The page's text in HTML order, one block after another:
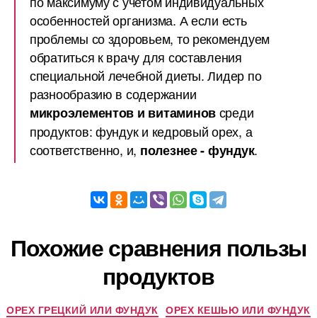
особенностей организма. А если есть
проблемы со здоровьем, то рекомендуем
обратиться к врачу для составления
специальной лечебной диеты. Лидер по
разнообразию в содержании
микроэлементов и витаминовсреди
продуктов: фундук и кедровый орех, а
соответственно, и, полезнее - фундук.
Похожие сравнения пользы
продуктов
ОРЕХ ГРЕЦКИЙ ИЛИ ФУНДУК ОРЕХ КЕШЬЮ ИЛИ ФУНДУК